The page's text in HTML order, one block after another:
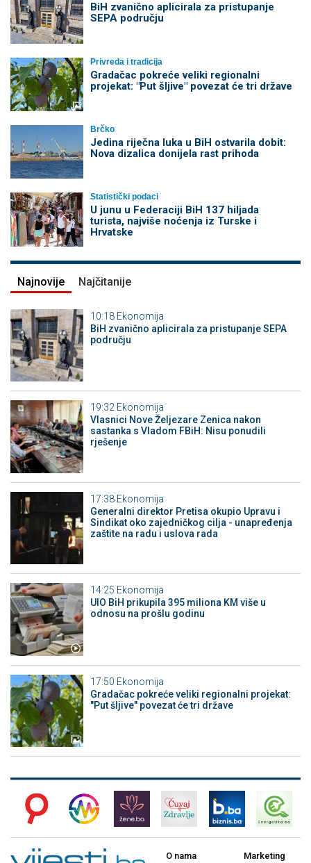
BiH zvanično aplicirala za pristupanje
SEPA području
Privreda i tradicija
Gradačac pokreće veliki regionalni
projekat: "Put šljive" povezat će tri države
Brčko
Jedina riječna luka u BiH ostvarila dobit:
Nova dizalica donijela rast prihoda
Statistički podaci
U junu u Federaciji BiH 137 hiljada
turista, najviše noćenja iz Turske i
Hrvatske
Najnovije Najčitanije
10:18 Ekonomija
BiH zvanično aplicirala za pristupanje SEPA
području
19:32 Ekonomija
Vlasnici Nove Željezare Zenica nakon
sastanka s Vladom FBiH: Nisu ponudili
rješenje
17:38 Ekonomija
Generalni direktor Pretisa okupio Upravu i
Sindikat oko zajedničkog cilja - unapređenja
zaštite na radu i uslova rada
14:25 Ekonomija
UIO BiH prikupila 395 miliona KM više u
odnosu na prošlu godinu
17:50 Ekonomija
Gradačac pokreće veliki regionalni projekat:
"Put šljive" povezat će tri države
O nama Marketing